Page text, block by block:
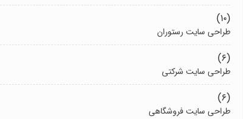
(۱۰)
طراحی سایت رستوران
(۶)
طراحی سایت شرکتی
(۶)
طراحی سایت فروشگاهی